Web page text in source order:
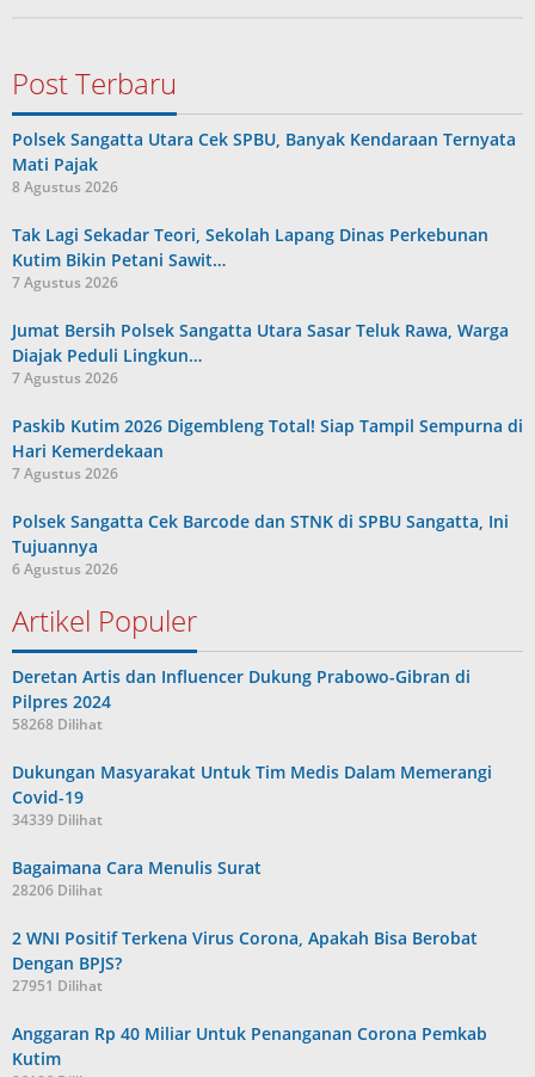
Post Terbaru
Polsek Sangatta Utara Cek SPBU, Banyak Kendaraan Ternyata
Mati Pajak
8 Agustus 2026
Tak Lagi Sekadar Teori, Sekolah Lapang Dinas Perkebunan
Kutim Bikin Petani Sawit…
7 Agustus 2026
Jumat Bersih Polsek Sangatta Utara Sasar Teluk Rawa, Warga
Diajak Peduli Lingkun…
7 Agustus 2026
Paskib Kutim 2026 Digembleng Total! Siap Tampil Sempurna di
Hari Kemerdekaan
7 Agustus 2026
Polsek Sangatta Cek Barcode dan STNK di SPBU Sangatta, Ini
Tujuannya
6 Agustus 2026
Artikel Populer
Deretan Artis dan Influencer Dukung Prabowo-Gibran di
Pilpres 2024
58268 Dilihat
Dukungan Masyarakat Untuk Tim Medis Dalam Memerangi
Covid-19
34339 Dilihat
Bagaimana Cara Menulis Surat
28206 Dilihat
2 WNI Positif Terkena Virus Corona, Apakah Bisa Berobat
Dengan BPJS?
27951 Dilihat
Anggaran Rp 40 Miliar Untuk Penanganan Corona Pemkab
Kutim